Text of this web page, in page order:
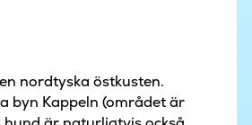
nordtyska östkusten.
byn Kappeln (området är